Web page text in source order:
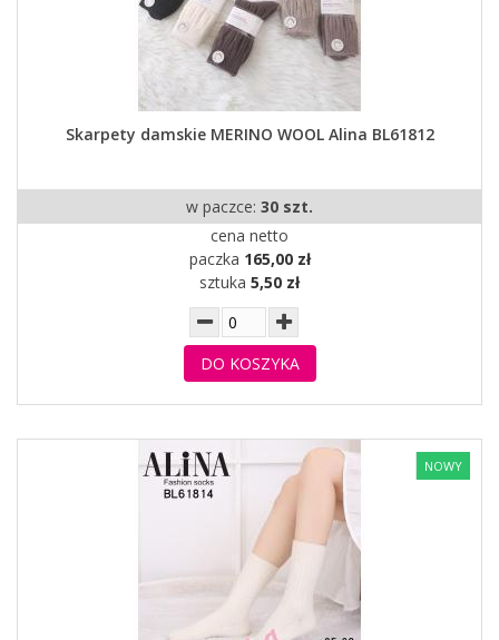
Skarpety damskie MERINO WOOL Alina BL61812
w paczce: 30 szt.
cena netto
paczka 165,00 zł
sztuka 5,50 zł
DO KOSZYKA
NOWY